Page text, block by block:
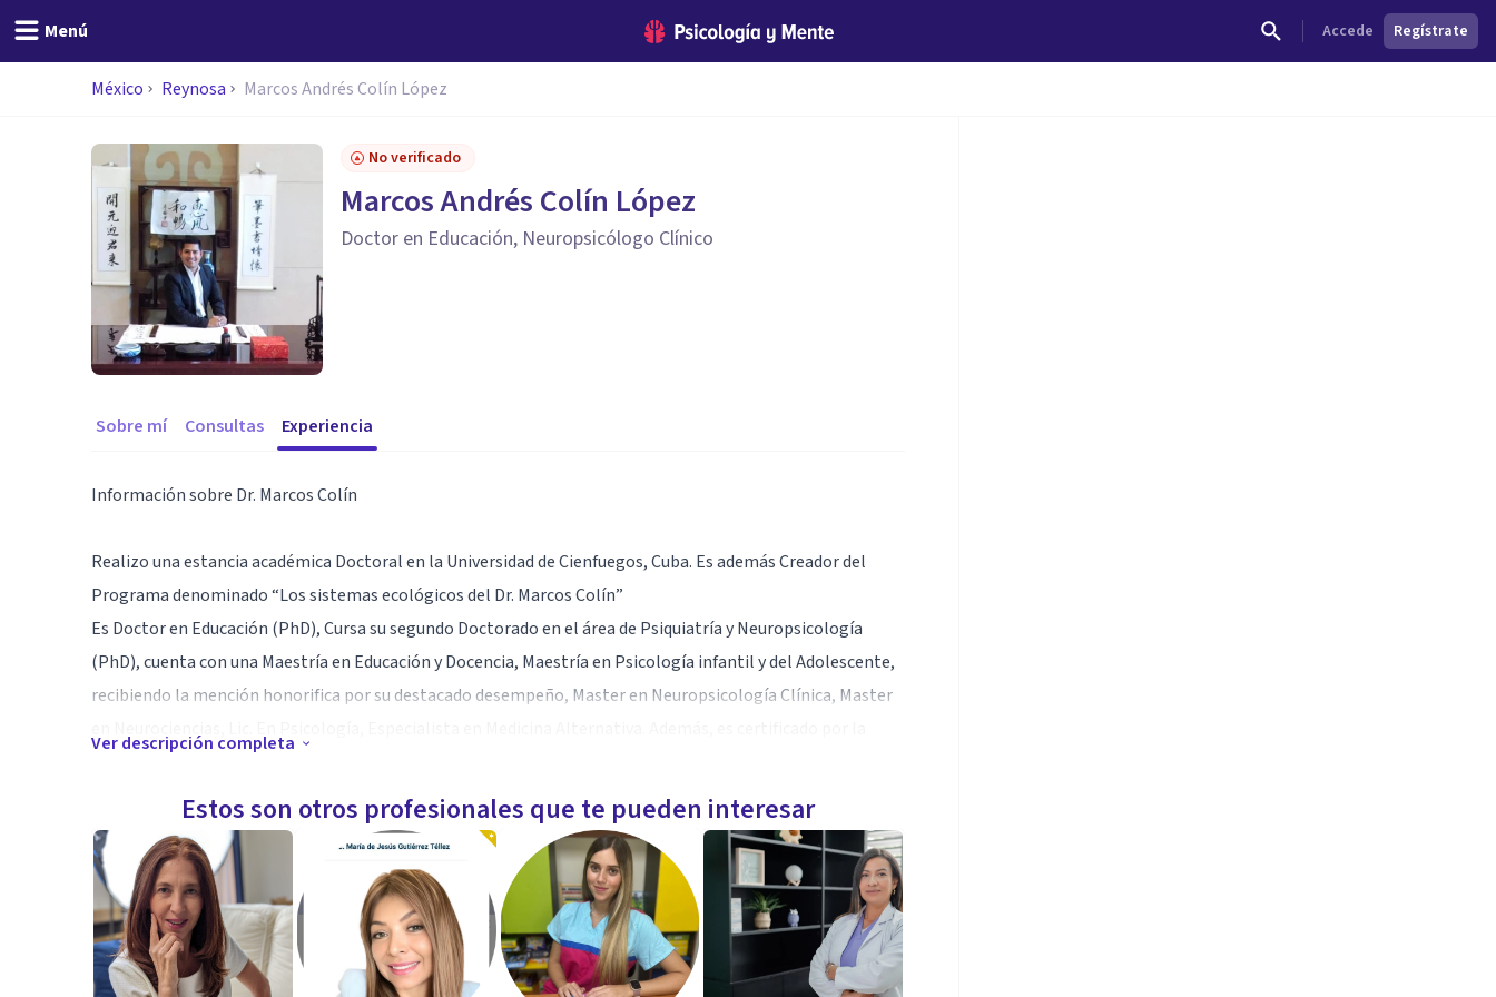
Menú Accede Regístrate
México Reynosa Marcos Andrés Colín López
No verificado
Marcos Andrés Colín López
Doctor en Educación, Neuropsicólogo Clínico
Sobre mí Consultas Experiencia
Información sobre Dr. Marcos Colín
Realizo una estancia académica Doctoral en la Universidad de Cienfuegos, Cuba. Es además Creador del
Programa denominado “Los sistemas ecológicos del Dr. Marcos Colín”
Es Doctor en Educación (PhD), Cursa su segundo Doctorado en el área de Psiquiatría y Neuropsicología
(PhD), cuenta con una Maestría en Educación y Docencia, Maestría en Psicología infantil y del Adolescente,
recibiendo la mención honorifica por su destacado desempeño, Master en Neuropsicología Clínica, Master
Otras áreas de formación: Epigenética y psicopatologías, Neurociencias cognitivas, Neurobiología y
neuroplasticidad cerebral, Neurofisiología avanzada, Trastornos del Neurodesarrollo, Psicofarmacología,
Psicología Positiva, TCC, Certificación internacional TMS.
Especialidad
Estudio del comportamiento humano, Terapia Magnética Transcraneal (EMT)
Ver descripción completa
Estos son otros profesionales que te pueden interesar